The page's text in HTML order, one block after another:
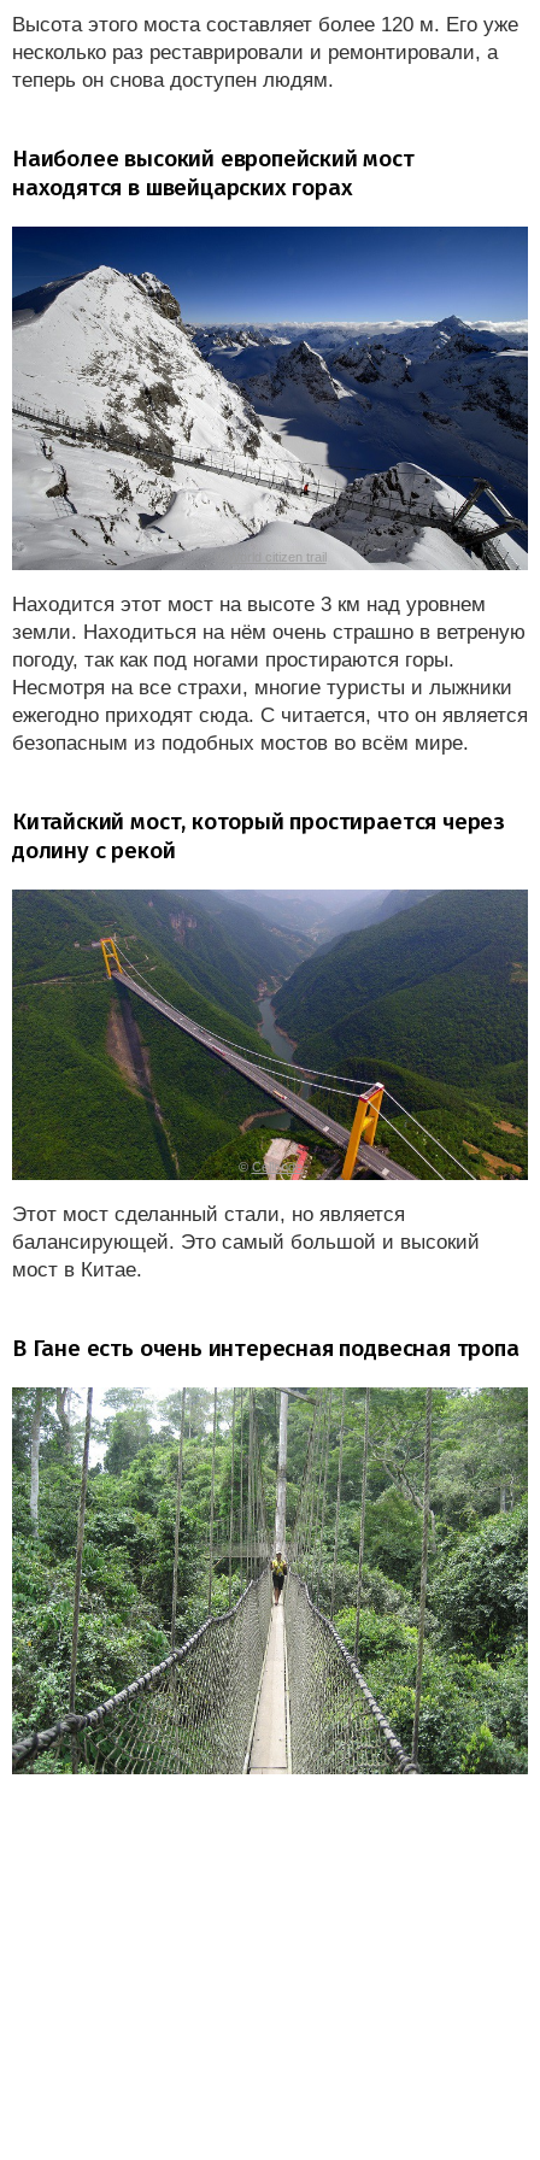
Высота этого моста составляет более 120 м. Его уже
несколько раз реставрировали и ремонтировали, а
теперь он снова доступен людям.
Наиболее высокий европейский мост
находятся в швейцарских горах
World citizen trail
Находится этот мост на высоте 3 км над уровнем
земли. Находиться на нём очень страшно в ветреную
погоду, так как под ногами простираются горы.
Несмотря на все страхи, многие туристы и лыжники
ежегодно приходят сюда. С читается, что он является
безопасным из подобных мостов во всём мире.
Китайский мост, который простирается через
долину с рекой
©Cellcode
Этот мост сделанный стали, но является
балансирующей. Это самый большой и высокий
мост в Китае.
В Гане есть очень интересная подвесная тропа